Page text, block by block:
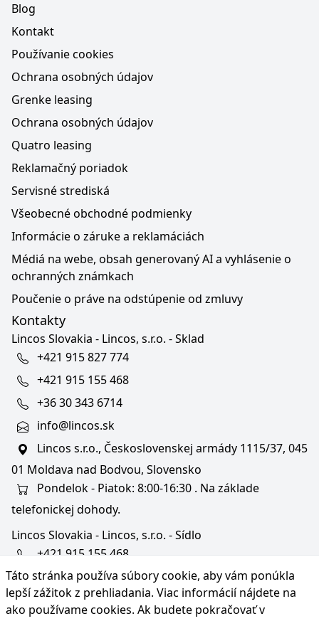
Táto stránka používa súbory cookie, aby vám ponúkla
lepší zážitok z prehliadania. Viac informácií nájdete na
ako používame cookies. Ak budete pokračovať v
Blog
Kontakt
Používanie cookies
Ochrana osobných údajov
Grenke leasing
Ochrana osobných údajov
Quatro leasing
Reklamačný poriadok
Servisné strediská
Všeobecné obchodné podmienky
Informácie o záruke a reklamáciách
Médiá na webe, obsah generovaný AI a vyhlásenie o
ochranných známkach
Poučenie o práve na odstúpenie od zmluvy
Kontakty
Lincos Slovakia - Lincos, s.r.o. - Sklad
+421 915 827 774
+421 915 155 468
+36 30 343 6714
info@lincos.sk
Lincos s.r.o., Československej armády 1115/37, 045
01 Moldava nad Bodvou, Slovensko
Pondelok - Piatok: 8:00-16:30 . Na základe
telefonickej dohody.
Lincos Slovakia - Lincos, s.r.o. - Sídlo
+421 915 155 468
+36/30 343 6714
bratislava@lincos.sk